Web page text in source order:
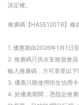
決定權。
推廣碼【HASE120T6】條
1. 優惠期由2026年1月1日
2. 推廣碼只供永安旅遊會
輸入推廣碼，方可享受以下
3. 優惠只限使用恒生信用卡
4. 於優惠期間，憑指定推